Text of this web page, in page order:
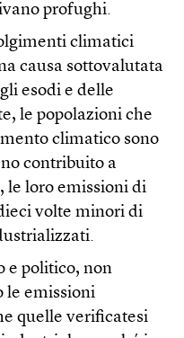
profughi.
climatici
causa sottovalutata
esodi e delle
le popolazioni che
climatico sono
contribuito a
le loro emissioni di
volte minori di
e politico, non
le emissioni
quelle verificatesi